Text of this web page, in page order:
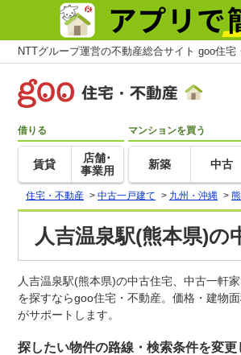
NTTグループ運営の不動産総合サイト goo住宅
借りる
賃貸
店舗･
事業用
マンションを買う
新築 中古
住宅・不動産 > 中古一戸建て > 九州・沖縄 >
人吉温泉駅(熊本県)の
人吉温泉駅(熊本県)の中古住宅、中古一軒
を探すならgoo住宅・不動産。価格・建物
がサポートします。
探したい物件の路線・検索条件を変更